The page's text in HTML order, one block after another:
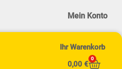
Mein Konto
Ihr Warenkorb
0,00 €
0